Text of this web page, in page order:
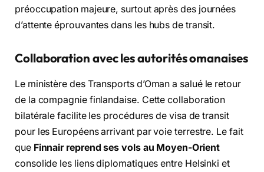
préoccupation majeure, surtout après des journées
d’attente éprouvantes dans les hubs de transit.
Collaboration avec les autorités omanaises
Le ministère des Transports d’Oman a salué le retour
de la compagnie finlandaise. Cette collaboration
bilatérale facilite les procédures de visa de transit
pour les Européens arrivant par voie terrestre. Le fait
que Finnair reprend ses vols au Moyen-Orient
consolide les liens diplomatiques entre Helsinki et